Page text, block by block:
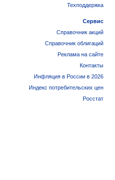
Техподдержка
Сервис
Справочник акций
Справочник облигаций
Реклама на сайте
Контакты
Инфляция в России в 2026
Индекс потребительских цен
Росстат